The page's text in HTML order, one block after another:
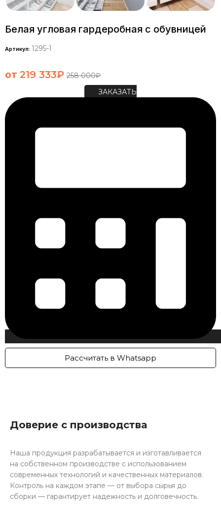
Белая угловая гардеробная с обувницей
Артикул: 1295-1
от 219 333₽ 258 000₽
ЗАКАЗАТЬ
Рассчитать в Whatsapp
Доверие с производства
Наша продукция разрабатывается и изготавливается
на собственном производстве с использованием
современных технологий и качественных материалов.
Контроль на каждом этапе — от выбора сырья до
сборки — гарантирует надежность и долговечность.